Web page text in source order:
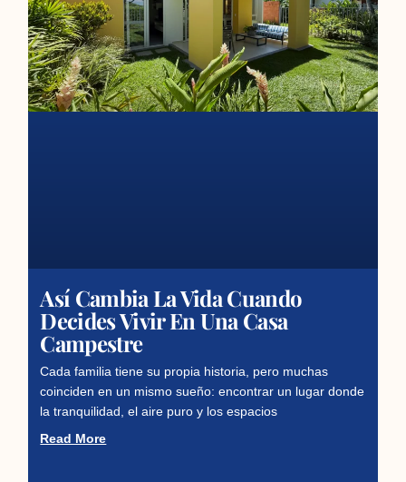
Así Cambia La Vida Cuando
Decides Vivir En Una Casa
Campestre
Cada familia tiene su propia historia, pero muchas
coinciden en un mismo sueño: encontrar un lugar donde
la tranquilidad, el aire puro y los espacios
Read More